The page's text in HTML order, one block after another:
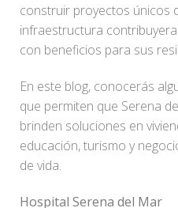
construir proyectos únicos
infraestructura
con beneficios para sus
En este blog, conocerás
que permiten que Serena
brinden soluciones en
educación, turismo y
de vida.
Hospital Serena del Mar